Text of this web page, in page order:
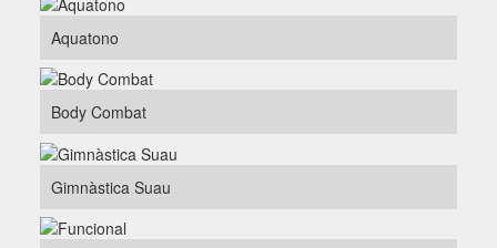
Aquatono
Body Combat
Gimnàstica Suau